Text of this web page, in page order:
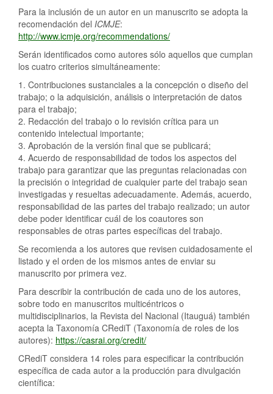
Para la inclusión de un autor en un manuscrito se adopta la
recomendación del ICMJE:
http://www.icmje.org/recommendations/
Serán identificados como autores sólo aquellos que cumplan
los cuatro criterios simultáneamente:
1. Contribuciones sustanciales a la concepción o diseño del
trabajo; o la adquisición, análisis o interpretación de datos
para el trabajo;
2. Redacción del trabajo o lo revisión crítica para un
contenido intelectual importante;
3. Aprobación de la versión final que se publicará;
4. Acuerdo de responsabilidad de todos los aspectos del
trabajo para garantizar que las preguntas relacionadas con
la precisión o integridad de cualquier parte del trabajo sean
investigadas y resueltas adecuadamente. Además, acuerdo,
responsabilidad de las partes del trabajo realizado; un autor
debe poder identificar cuál de los coautores son
responsables de otras partes específicas del trabajo.
Se recomienda a los autores que revisen cuidadosamente el
listado y el orden de los mismos antes de enviar su
manuscrito por primera vez.
Para describir la contribución de cada uno de los autores,
sobre todo en manuscritos multicéntricos o
multidisciplinarios, la Revista del Nacional (Itauguá) también
acepta la Taxonomía CRediT (Taxonomía de roles de los
autores): https://casrai.org/credit/
CRediT considera 14 roles para especificar la contribución
específica de cada autor a la producción para divulgación
científica: